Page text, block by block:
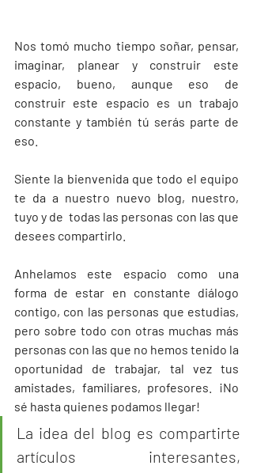
Nos tomó mucho tiempo soñar, pensar,
imaginar, planear y construir este
espacio, bueno, aunque eso de
construir este espacio es un trabajo
constante y también tú serás parte de
eso.
Siente la bienvenida que todo el equipo
te da a nuestro nuevo blog, nuestro,
tuyo y de  todas las personas con las que
desees compartirlo.
Anhelamos este espacio como una
forma de estar en constante diálogo
contigo, con las personas que estudias,
pero sobre todo con otras muchas más
personas con las que no hemos tenido la
oportunidad de trabajar, tal vez tus
amistades, familiares, profesores. ¡No
sé hasta quienes podamos llegar!
La idea del blog es compartirte
artículos interesantes,